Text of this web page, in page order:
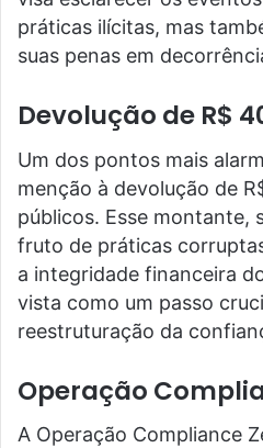
práticas ilícitas, mas
suas penas em
Devolução de R$
Um dos pontos mais
menção à devolução de
públicos. Esse montante,
fruto de práticas
a integridade financeira
vista como um passo
reestruturação da
Operação
A Operação Compliance